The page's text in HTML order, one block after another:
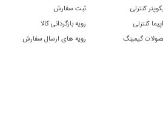
کنترلی
کنترلی
گیمینگ
ثبت سفارش
رویه بازگردانی کالا
رویه های ارسال سفارش